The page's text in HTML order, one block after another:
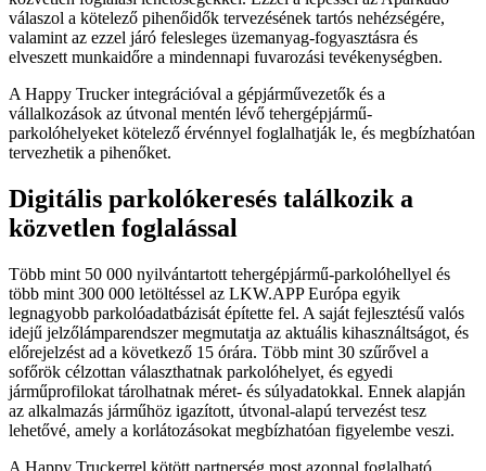
válaszol a kötelező pihenőidők tervezésének tartós nehézségére,
valamint az ezzel járó felesleges üzemanyag-fogyasztásra és
elveszett munkaidőre a mindennapi fuvarozási tevékenységben.
A Happy Trucker integrációval a gépjárművezetők és a
vállalkozások az útvonal mentén lévő tehergépjármű-
parkolóhelyeket kötelező érvénnyel foglalhatják le, és megbízhatóan
tervezhetik a pihenőket.
Digitális parkolókeresés találkozik a
közvetlen foglalással
Több mint 50 000 nyilvántartott tehergépjármű-parkolóhellyel és
több mint 300 000 letöltéssel az LKW.APP Európa egyik
legnagyobb parkolóadatbázisát építette fel. A saját fejlesztésű valós
idejű jelzőlámparendszer megmutatja az aktuális kihasználtságot, és
előrejelzést ad a következő 15 órára. Több mint 30 szűrővel a
sofőrök célzottan választhatnak parkolóhelyet, és egyedi
járműprofilokat tárolhatnak méret- és súlyadatokkal. Ennek alapján
az alkalmazás járműhöz igazított, útvonal-alapú tervezést tesz
lehetővé, amely a korlátozásokat megbízhatóan figyelembe veszi.